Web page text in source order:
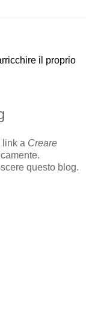
il proprio
link a Creare
questo blog.